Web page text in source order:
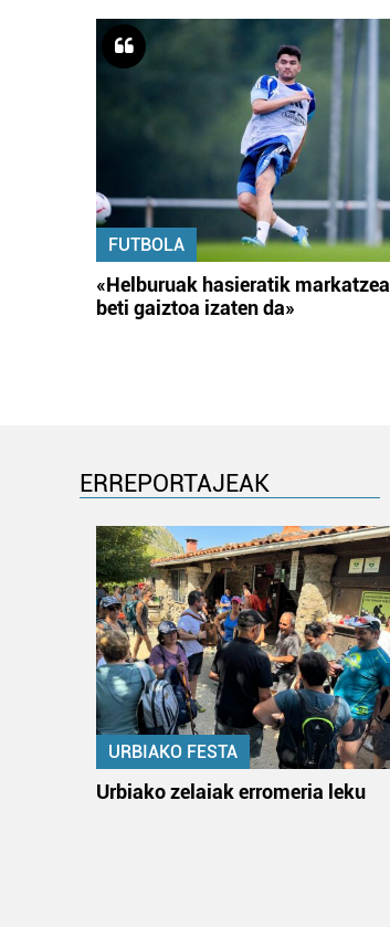
FUTBOLA
«Helburuak hasieratik markatzea
beti gaiztoa izaten da»
ERREPORTAJEAK
URBIAKO FESTA
Urbiako zelaiak erromeria leku